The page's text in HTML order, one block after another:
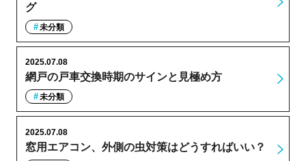
グ
未分類
網戸の戸車交換時期のサインと見極め方
2025.07.08
未分類
窓用エアコン、外側の虫対策はどうすればいい？
2025.07.08